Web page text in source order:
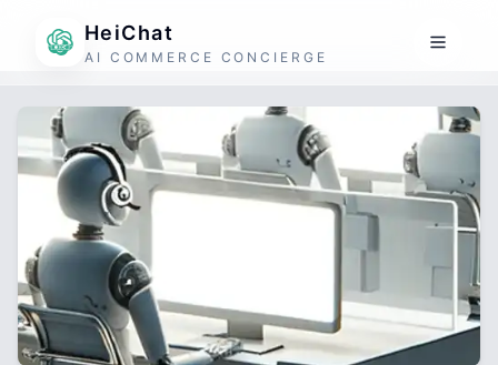
HeiChat
AI COMMERCE CONCIERGE